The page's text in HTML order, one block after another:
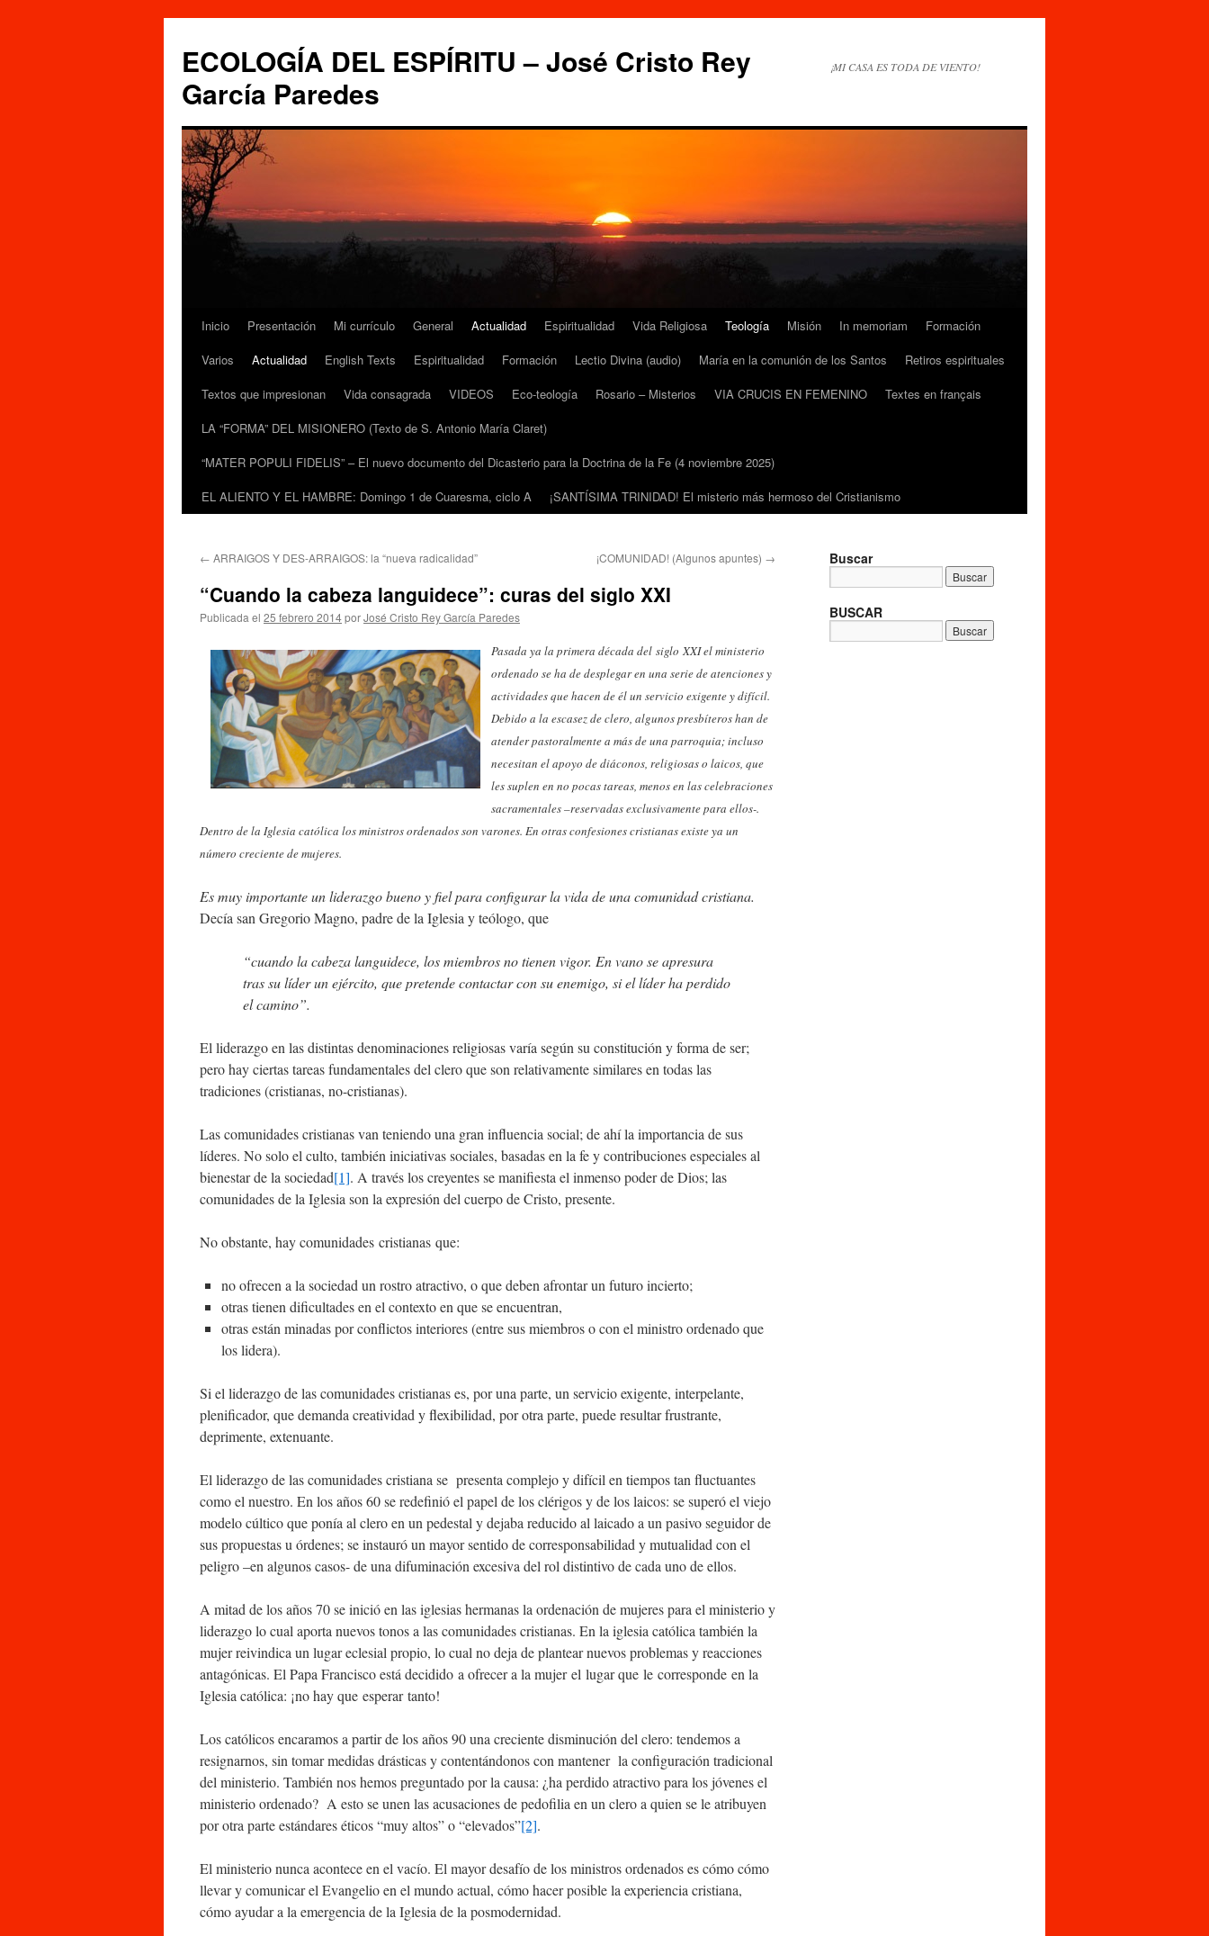
contenido
ECOLOGÍA DEL ESPÍRITU – José Cristo Rey
García Paredes
¡MI CASA ES TODA DE VIENTO!
Inicio Presentación Mi currículo General Actualidad Espiritualidad Vida Religiosa Teología Misión In memoriam
Formación
Varios
Actualidad English Texts Espiritualidad Formación Lectio Divina (audio) María en la comunión de los Santos
Retiros espirituales
Textos que impresionan
Vida consagrada VIDEOS Eco-teología Rosario – Misterios VIA CRUCIS EN FEMENINO
Textes en français
LA “FORMA” DEL MISIONERO (Texto de S. Antonio María Claret)
“MATER POPULI FIDELIS” – El nuevo documento del Dicasterio para la Doctrina de la Fe (4 noviembre 2025)
EL ALIENTO Y EL HAMBRE: Domingo 1 de Cuaresma, ciclo A
¡SANTÍSIMA TRINIDAD! El misterio más hermoso del Cristianismo
← ARRAIGOS Y DES-ARRAIGOS: la “nueva radicalidad” ¡COMUNIDAD! (Algunos apuntes) →
“Cuando la cabeza languidece”: curas del siglo XXI
Publicada el 25 febrero 2014porJosé Cristo Rey García Paredes
Pasada ya la primera década del siglo XXI el ministerio
ordenado se ha de desplegar en una serie de atenciones y
actividades que hacen de él un servicio exigente y difícil.
Debido a la escasez de clero, algunos presbíteros han de
atender pastoralmente a más de una parroquia; incluso
necesitan el apoyo de diáconos, religiosas o laicos, que
les suplen en no pocas tareas, menos en las celebraciones
sacramentales –reservadas exclusivamente para ellos-.
Dentro de la Iglesia católica los ministros ordenados son varones. En otras confesiones cristianas existe ya un
número creciente de mujeres.
Es muy importante un liderazgo bueno y fiel para configurar la vida de una comunidad cristiana.
Decía san Gregorio Magno, padre de la Iglesia y teólogo, que
“cuandolacabezalanguidece, losmiembrosnotienenvigor. En vano se apresura
tras su líder un ejército, que pretende contactar con su enemigo, si el líder ha perdido
el camino”.
El liderazgo en las distintas denominaciones religiosas varía según su constitución y forma de ser;
pero hay ciertas tareas fundamentales del clero que son relativamente similares en todas las
tradiciones (cristianas, no-cristianas).
Las comunidades cristianas van teniendo una gran influencia social; de ahí la importancia de sus
líderes. No solo el culto, también iniciativas sociales, basadas en la fe y contribuciones especiales al
bienestar de la sociedad[1]. A través los creyentes se manifiesta el inmenso poder de Dios; las
comunidades de la Iglesia son la expresión del cuerpo de Cristo, presente.
No obstante, hay comunidades cristianas que:
no ofrecen a la sociedad un rostro atractivo, o que deben afrontar un futuro incierto;
otras tienen dificultades en el contexto en que se encuentran,
otras están minadas por conflictos interiores (entre sus miembros o con el ministro ordenado que
los lidera).
Si el liderazgo de las comunidades cristianas es, por una parte, un servicio exigente, interpelante,
plenificador, que demanda creatividad y flexibilidad, por otra parte, puede resultar frustrante,
deprimente, extenuante.
El liderazgo de las comunidades cristiana se presenta complejo y difícil en tiempos tan fluctuantes
como el nuestro. En los años 60 se redefinió el papel de los clérigos y de los laicos: se superó el viejo
modelo cúltico que ponía al clero en un pedestal y dejaba reducido al laicado a un pasivo seguidor de
sus propuestas u órdenes; se instauró un mayor sentido de corresponsabilidad y mutualidad con el
peligro –en algunos casos- de una difuminación excesiva del rol distintivo de cada uno de ellos.
A mitad de los años 70 se inició en las iglesias hermanas la ordenación de mujeres para el ministerio y
liderazgo lo cual aporta nuevos tonos a las comunidades cristianas. En la iglesia católica también la
mujer reivindica un lugar eclesial propio, lo cual no deja de plantear nuevos problemas y reacciones
antagónicas. El Papa Francisco está decidido a ofrecer a la mujer el lugar que le corresponde en la
Iglesia católica: ¡no hay que esperar tanto!
Los católicos encaramos a partir de los años 90 una creciente disminución del clero: tendemos a
resignarnos, sin tomar medidas drásticas y contentándonos con mantener la configuración tradicional
del ministerio. También nos hemos preguntado por la causa: ¿ha perdido atractivo para los jóvenes el
ministerio ordenado? A esto se unen las acusaciones de pedofilia en un clero a quien se le atribuyen
por otra parte estándares éticos “muy altos” o “elevados”[2].
El ministerio nunca acontece en el vacío. El mayor desafío de los ministros ordenados es cómo cómo
llevar y comunicar el Evangelio en el mundo actual, cómo hacer posible la experiencia cristiana,
cómo ayudar a la emergencia de la Iglesia de la posmodernidad.
Buscar
BUSCAR